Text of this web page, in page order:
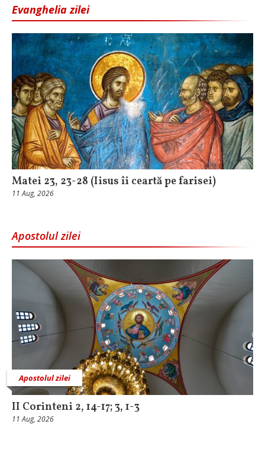
Evanghelia zilei
Matei 23, 23-28 (Iisus îi ceartă pe farisei)
11 Aug, 2026
Apostolul zilei
Apostolul zilei
II Corinteni 2, 14-17; 3, 1-3
11 Aug, 2026